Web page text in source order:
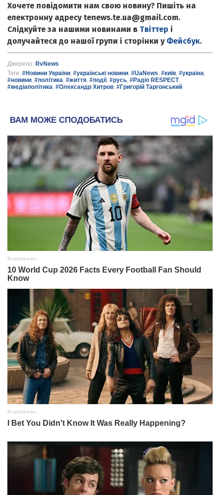
Хочете повідомити нам свою новину? Пишіть на
електронну адресу tenews.te.ua@gmail.com.
Слідкуйте за нашими новинами в Твіттер і
долучайтеся до нашої групи і сторінки у Фейсбук.
Джерело: RvNews
Теги: #Новини України, #українські новини, #UaNews, #київ, #україна,
#новини, #політика, #життя, #події, #русь, #Радіо RESPECT,
#медіаполітика, #Олександр Хитров, #Григорій Таргонський